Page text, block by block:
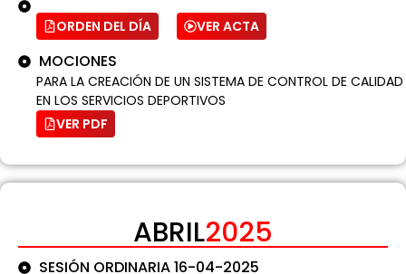
ORDEN DEL DÍA VER ACTA
MOCIONES
PARA LA CREACIÓN DE UN SISTEMA DE CONTROL DE CALIDAD
EN LOS SERVICIOS DEPORTIVOS
VER PDF
ABRIL2025
SESIÓN ORDINARIA 16-04-2025